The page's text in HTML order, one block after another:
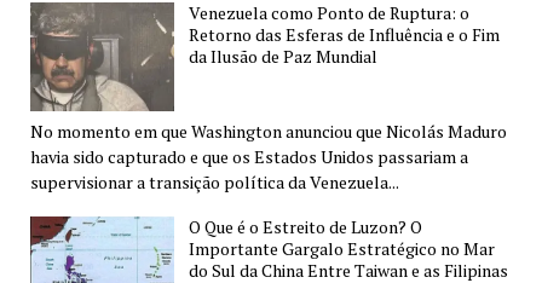
Venezuela como Ponto de Ruptura: o
Retorno das Esferas de Influência e o Fim
da Ilusão de Paz Mundial
No momento em que Washington anunciou que Nicolás Maduro
havia sido capturado e que os Estados Unidos passariam a
supervisionar a transição política da Venezuela...
O Que é o Estreito de Luzon? O
Importante Gargalo Estratégico no Mar
do Sul da China Entre Taiwan e as Filipinas